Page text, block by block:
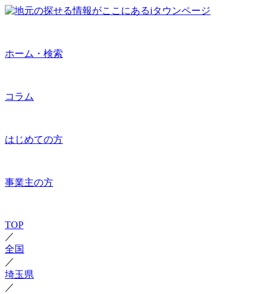
ホーム・検索
コラム
はじめての方
事業主の方
TOP
／
全国
／
埼玉県
／